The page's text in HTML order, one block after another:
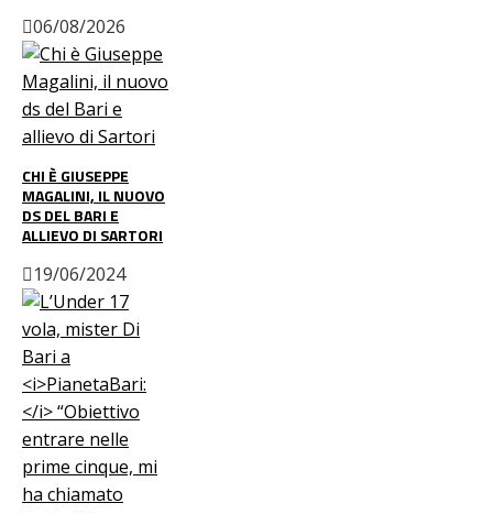
06/08/2026
CHI È GIUSEPPE
MAGALINI, IL NUOVO
DS DEL BARI E
ALLIEVO DI SARTORI
19/06/2024